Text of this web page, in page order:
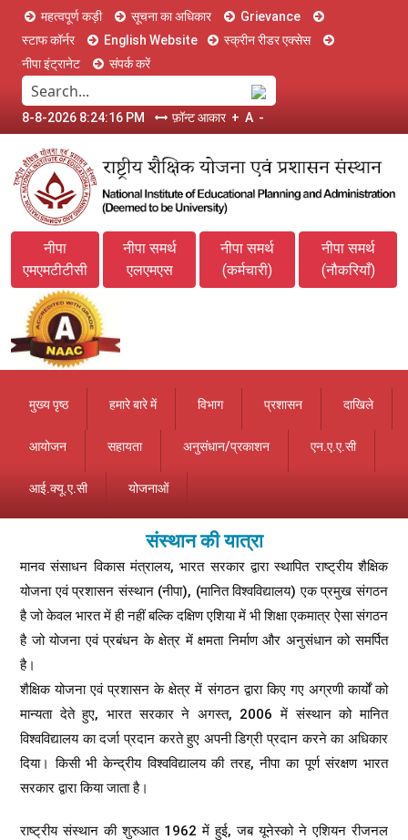
महत्वपूर्ण कड़ी सूचना का अधिकार
Grievance
स्टाफ कॉर्नर
English Website
स्क्रीन रीडर एक्सेस
नीपा इंट्रानेट
संपर्क करें
8-8-2026 8:24:16 PM फ़ॉन्ट आकार + A -
नीपा
एमएमटीटीसी
नीपा समर्थ
एलएमएस
नीपा समर्थ
(कर्मचारी)
नीपा समर्थ
(नौकरियाँ)
मुख्य पृष्ठ हमारे बारे में विभाग प्रशासन दाखिले
आयोजन सहायता अनुसंधान/प्रकाशन एन.ए.ए.सी
आई.क्यू.ए.सी योजनाओं
संस्थान की यात्रा
मानव संसाधन विकास मंत्रालय, भारत सरकार द्वारा स्थापित राष्ट्रीय शैक्षिक
योजना एवं प्रशासन संस्थान (नीपा), (मानित विश्वविद्यालय) एक प्रमुख संगठन
है जो केवल भारत में ही नहीं बल्कि दक्षिण एशिया में भी शिक्षा एकमात्र ऐसा संगठन
है जो योजना एवं प्रबंधन के क्षेत्र में क्षमता निर्माण और अनुसंधान को समर्पित
है।
शैक्षिक योजना एवं प्रशासन के क्षेत्र में संगठन द्वारा किए गए अग्रणी कार्यों को
मान्यता देते हुए, भारत सरकार ने अगस्त, 2006 में संस्थान को मानित
विश्वविद्यालय का दर्जा प्रदान करते हुए अपनी डिग्री प्रदान करने का अधिकार
दिया। किसी भी केन्द्रीय विश्वविद्यालय की तरह, नीपा का पूर्ण संरक्षण भारत
सरकार द्वारा किया जाता है।
राष्ट्रीय संस्थान की शुरुआत 1962 में हुई, जब यूनेस्को ने एशियन रीजनल